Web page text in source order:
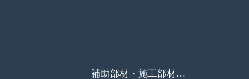
補助部材・施工部材価格カタログ